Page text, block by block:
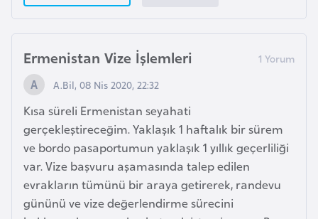
Ermenistan Vize İşlemleri
A.Bil, 08 Nis 2020, 22:32
Kısa süreli Ermenistan seyahati
gerçekleştireceğim. Yaklaşık 1 haftalık bir sürem
ve bordo pasaportumun yaklaşık 1 yıllık geçerliliği
var. Vize başvuru aşamasında talep edilen
evrakların tümünü bir araya getirerek, randevu
gününü ve vize değerlendirme sürecini
s
t
a
n
E
s
t
o
n